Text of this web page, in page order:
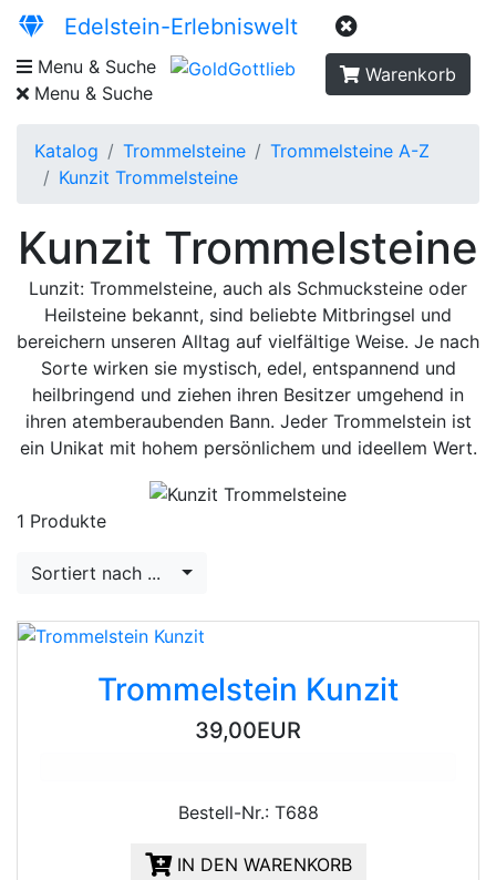
Edelstein-Erlebniswelt
Menu & Suche
Menu & Suche
Warenkorb
Katalog Trommelsteine
Trommelsteine A-Z
Kunzit Trommelsteine
Kunzit Trommelsteine
Lunzit: Trommelsteine, auch als Schmucksteine oder
Heilsteine bekannt, sind beliebte Mitbringsel und
bereichern unseren Alltag auf vielfältige Weise. Je nach
Sorte wirken sie mystisch, edel, entspannend und
heilbringend und ziehen ihren Besitzer umgehend in
ihren atemberaubenden Bann. Jeder Trommelstein ist
ein Unikat mit hohem persönlichem und ideellem Wert.
1 Produkte
Sortiert nach ...
Trommelstein Kunzit
39,00EUR
Bestell-Nr.: T688
IN DEN WARENKORB